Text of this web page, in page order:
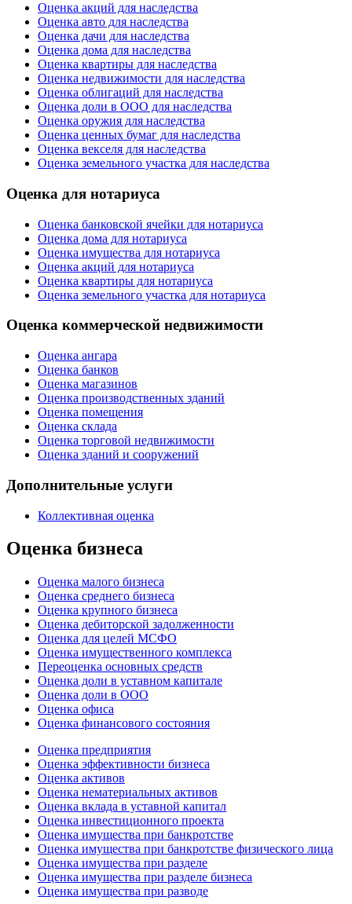
Оценка акций для наследства
Оценка авто для наследства
Оценка дачи для наследства
Оценка дома для наследства
Оценка квартиры для наследства
Оценка недвижимости для наследства
Оценка облигаций для наследства
Оценка доли в ООО для наследства
Оценка оружия для наследства
Оценка ценных бумаг для наследства
Оценка векселя для наследства
Оценка земельного участка для наследства
Оценка для нотариуса
Оценка банковской ячейки для нотариуса
Оценка дома для нотариуса
Оценка имущества для нотариуса
Оценка акций для нотариуса
Оценка квартиры для нотариуса
Оценка земельного участка для нотариуса
Оценка коммерческой недвижимости
Оценка ангара
Оценка банков
Оценка магазинов
Оценка производственных зданий
Оценка помещения
Оценка склада
Оценка торговой недвижимости
Оценка зданий и сооружений
Дополнительные услуги
Коллективная оценка
Оценка бизнеса
Оценка малого бизнеса
Оценка среднего бизнеса
Оценка крупного бизнеса
Оценка дебиторской задолженности
Оценка для целей МСФО
Оценка имущественного комплекса
Переоценка основных средств
Оценка доли в уставном капитале
Оценка доли в ООО
Оценка офиса
Оценка финансового состояния
Оценка предприятия
Оценка эффективности бизнеса
Оценка активов
Оценка нематериальных активов
Оценка вклада в уставной капитал
Оценка инвестиционного проекта
Оценка имущества при банкротстве
Оценка имущества при банкротстве физического лица
Оценка имущества при разделе
Оценка имущества при разделе бизнеса
Оценка имущества при разводе